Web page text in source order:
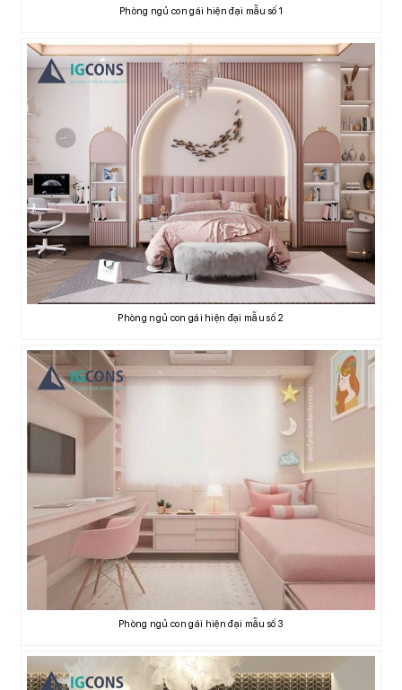
Phòng ngủ con gái hiện đại mẫu số 1
Phòng ngủ con gái hiện đại mẫu số 2
Phòng ngủ con gái hiện đại mẫu số 3